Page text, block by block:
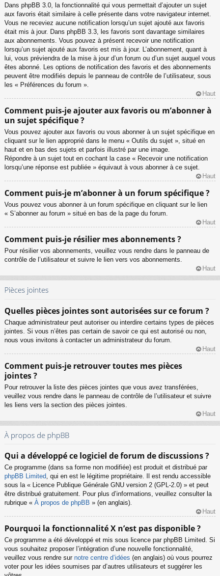
Dans phpBB 3.0, la fonctionnalité qui vous permettait d’ajouter un sujet
aux favoris était similaire à celle présente dans votre navigateur internet.
Vous ne receviez aucune notification lorsqu’un sujet ajouté aux favoris
était mis à jour. Dans phpBB 3.3, les favoris sont davantage similaires
aux abonnements. Vous pouvez à présent recevoir une notification
lorsqu’un sujet ajouté aux favoris est mis à jour. L’abonnement, quant à
lui, vous préviendra de la mise à jour d’un forum ou d’un sujet auquel vous
êtes abonné. Les options de notification des favoris et des abonnements
peuvent être modifiés depuis le panneau de contrôle de l’utilisateur, sous
les « Préférences du forum ».
Haut
Comment puis-je ajouter aux favoris ou m’abonner à
un sujet spécifique ?
Vous pouvez ajouter aux favoris ou vous abonner à un sujet spécifique en
cliquant sur le lien approprié dans le menu « Outils du sujet », situé en
haut et en bas des sujets et parfois illustré par une image.
Répondre à un sujet tout en cochant la case « Recevoir une notification
lorsqu’une réponse est publiée » équivaut à vous abonner à ce sujet.
Haut
Comment puis-je m’abonner à un forum spécifique ?
Vous pouvez vous abonner à un forum spécifique en cliquant sur le lien
« S’abonner au forum » situé en bas de la page du forum.
Haut
Comment puis-je résilier mes abonnements ?
Pour résilier vos abonnements, veuillez vous rendre dans le panneau de
contrôle de l’utilisateur et suivre le lien vers vos abonnements.
Haut
Pièces jointes
Quelles pièces jointes sont autorisées sur ce forum ?
Chaque administrateur peut autoriser ou interdire certains types de pièces
jointes. Si vous n’êtes pas certain de savoir ce qui est autorisé ou non,
nous vous invitons à contacter un administrateur du forum.
Haut
Comment puis-je retrouver toutes mes pièces
jointes ?
Pour retrouver la liste des pièces jointes que vous avez transférées,
veuillez vous rendre dans le panneau de contrôle de l’utilisateur et suivre
les liens vers la section des pièces jointes.
Haut
À propos de phpBB
Qui a développé ce logiciel de forum de discussions ?
Ce programme (dans sa forme non modifiée) est produit et distribué par
phpBB Limited, qui en est le légitime propriétaire. Il est rendu accessible
sous la « Licence Publique Générale GNU version 2 (GPL-2.0) » et peut
être distribué gratuitement. Pour plus d’informations, veuillez consulter la
rubrique « À propos de phpBB » (en anglais).
Haut
Pourquoi la fonctionnalité X n’est pas disponible ?
Ce programme a été développé et mis sous licence par phpBB Limited. Si
vous souhaitez proposer l’intégration d’une nouvelle fonctionnalité,
veuillez vous rendre sur notre centre d’idées (en anglais) où vous pourrez
voter pour les idées soumises par d’autres utilisateurs et suggérer les